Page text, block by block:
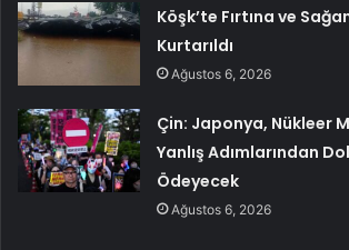
Köşk’te Fırtına ve
Kurtarıldı
Ağustos 6, 2026
Çin: Japonya, Nükleer
Yanlış Adımlarından
Ödeyecek
Ağustos 6, 2026